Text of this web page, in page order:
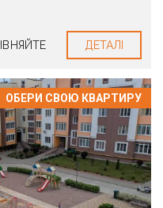
ДЕТАЛІ
ОБЕРИ СВОЮ КВАРТИРУ